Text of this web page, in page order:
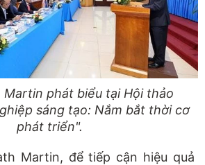
Martin phát biểu tại Hội thảo
sáng tạo: Nắm bắt thời cơ
phát triển".
Martin, để tiếp cận hiệu quả